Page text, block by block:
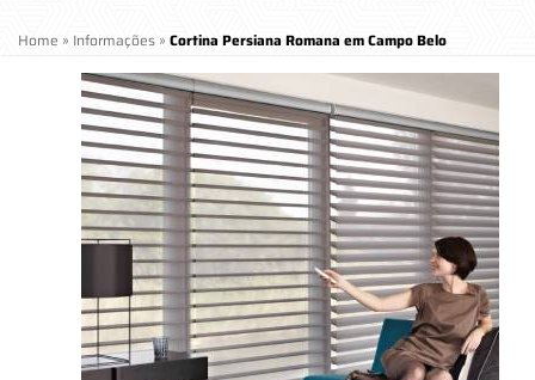
Home » Informações » Cortina Persiana Romana em Campo Belo